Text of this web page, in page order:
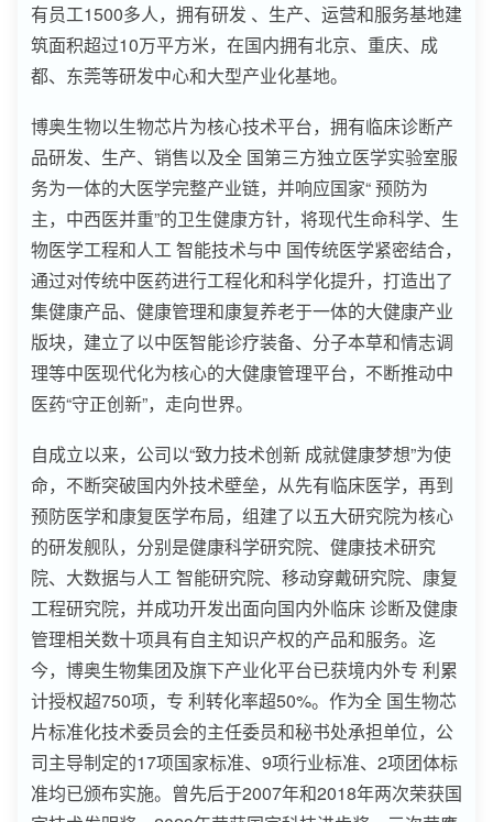
有员工1500多人，拥有研发 、生产、运营和服务基地建
筑面积超过10万平方米，在国内拥有北京、重庆、成
都、东莞等研发中心和大型产业化基地。
博奥生物以生物芯片为核心技术平台，拥有临床诊断产
品研发、生产、销售以及全 国第三方独立医学实验室服
务为一体的大医学完整产业链，并响应国家“ 预防为
主，中西医并重”的卫生健康方针，将现代生命科学、生
物医学工程和人工 智能技术与中 国传统医学紧密结合，
通过对传统中医药进行工程化和科学化提升，打造出了
集健康产品、健康管理和康复养老于一体的大健康产业
版块，建立了以中医智能诊疗装备、分子本草和情志调
理等中医现代化为核心的大健康管理平台，不断推动中
医药“守正创新”，走向世界。
自成立以来，公司以“致力技术创新 成就健康梦想”为使
命，不断突破国内外技术壁垒，从先有临床医学，再到
预防医学和康复医学布局，组建了以五大研究院为核心
的研发舰队，分别是健康科学研究院、健康技术研究
院、大数据与人工 智能研究院、移动穿戴研究院、康复
工程研究院，并成功开发出面向国内外临床 诊断及健康
管理相关数十项具有自主知识产权的产品和服务。迄
今，博奥生物集团及旗下产业化平台已获境内外专 利累
计授权超750项，专 利转化率超50%。作为全 国生物芯
片标准化技术委员会的主任委员和秘书处承担单位，公
司主导制定的17项国家标准、9项行业标准、2项团体标
准均已颁布实施。曾先后于2007年和2018年两次荣获国